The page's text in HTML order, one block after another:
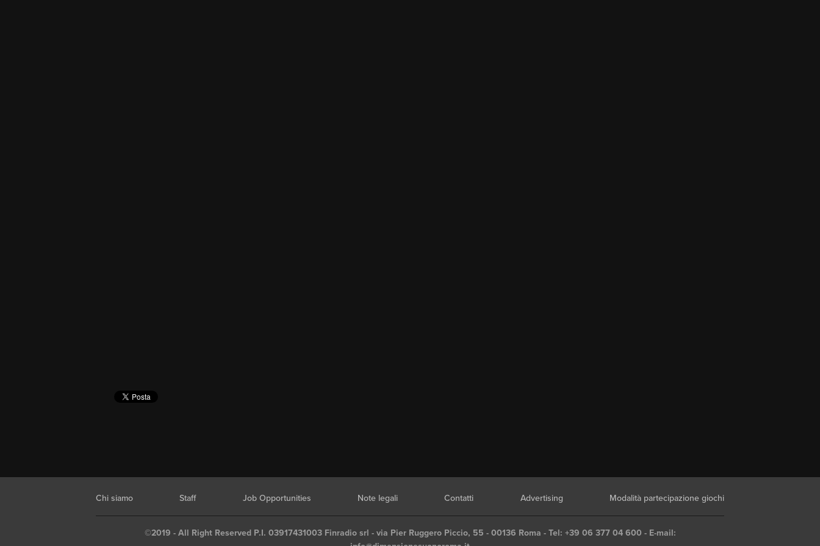
Chi siamo Staff Job Opportunities Note legali Contatti Advertising Modalità partecipazione giochi
©2019 - All Right Reserved P.I. 03917431003 Finradio srl - via Pier Ruggero Piccio, 55 - 00136 Roma - Tel: +39 06 377 04 600 - E-mail: